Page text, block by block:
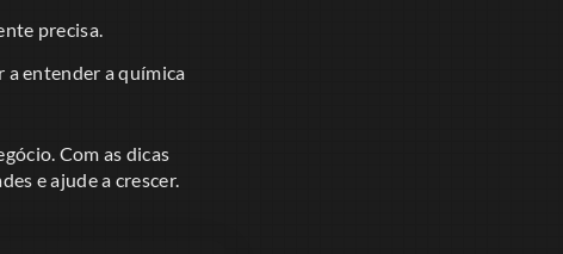
precisa.
a entender a química
Com as dicas
e ajude a crescer.